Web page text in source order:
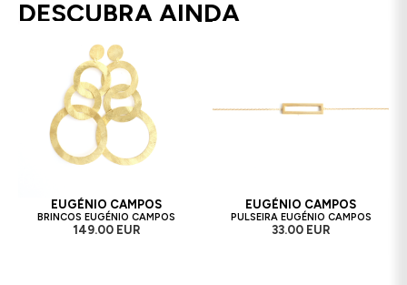
DESCUBRA AINDA
EUGÉNIO CAMPOS
BRINCOS EUGÉNIO CAMPOS
149.00 EUR
EUGÉNIO CAMPOS
PULSEIRA EUGÉNIO CAMPOS
33.00 EUR